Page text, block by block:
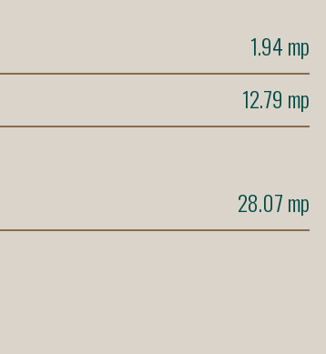
1.94 mp
12.79 mp
28.07 mp